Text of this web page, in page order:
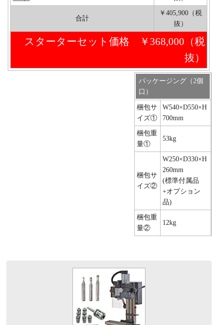
合計
￥405,900（税
抜）
スターターセット価格 ￥368,000（税
抜）
パッケージング（2個
口）
梱包サ
イズ①
W540×D550×H
700mm
梱包重
量①
53kg
梱包サ
イズ②
W250×D330×H
260mm
(標準付属品
+オプション
品)
梱包重
量②
12kg